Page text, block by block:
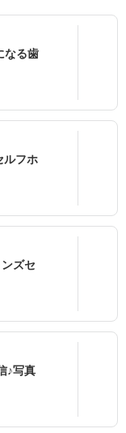
なる歯
ルフホ
ズセ
♪写真